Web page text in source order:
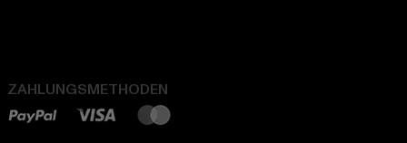
ZAHLUNGSMETHODEN